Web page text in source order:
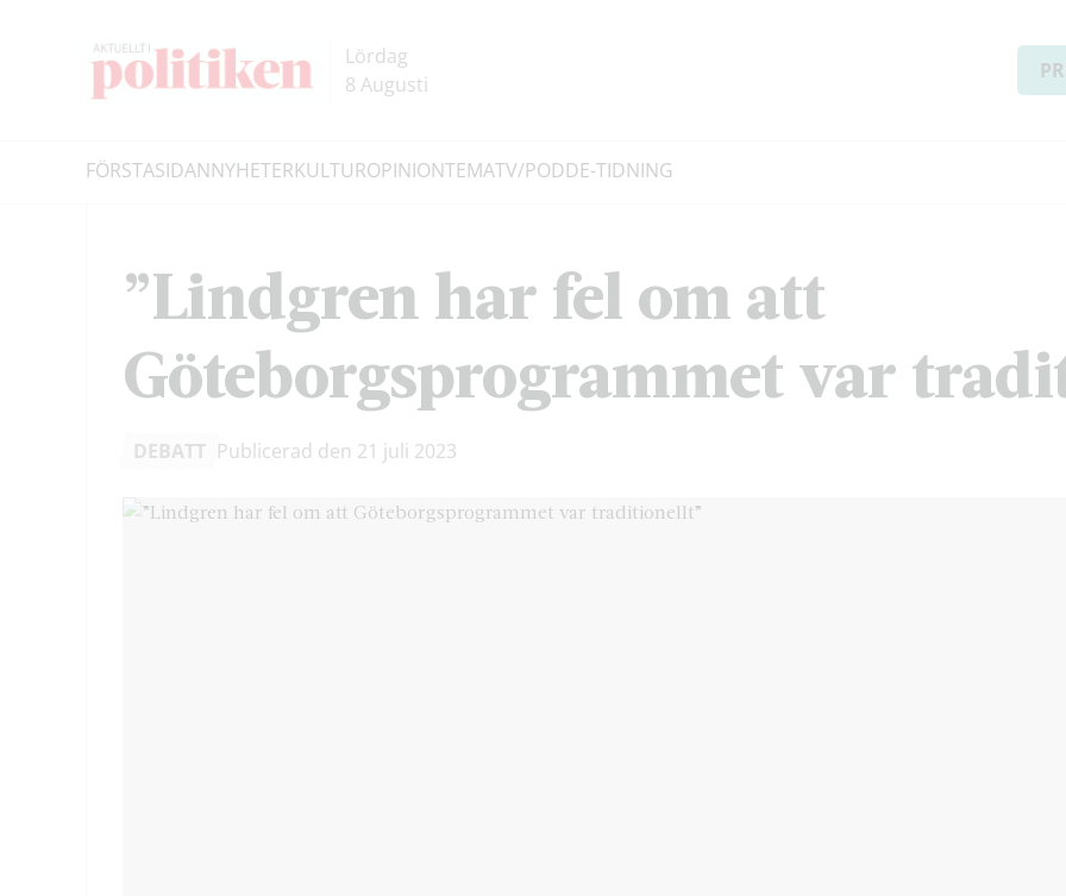
Lördag
8 Augusti
FÖRSTASIDANNYHETERKULTUROPINIONTEMATV/PODDE-TIDNING
”Lindgren har fel om att
Göteborgsprogrammet var
DEBATT Publicerad den 21 juli 2023